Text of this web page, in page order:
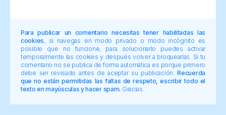
Para publicar un comentario necesitas tener habilitadas las
cookies , si navegas en modo privado o modo incógnito es
posible que no funcione, para solucionarlo puedes activar
temporalmente las cookies y después volver a bloquearlas. Si tu
comentario no se publica de forma automática es porque primero
debe ser revisado antes de aceptar su publicación.Recuerda
que no están permitidas las faltas de respeto, escribir todo el
texto en mayúsculas y hacer spam. Gracias.